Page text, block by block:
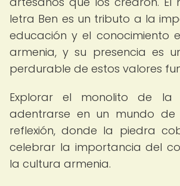
letra Ben es un tributo a la
educación y el conocimiento
armenia, y su presencia es
perdurable de estos valores
Explorar el monolito de la
adentrarse en un mundo de
reflexión, donde la piedra
celebrar la importancia del
la cultura armenia.